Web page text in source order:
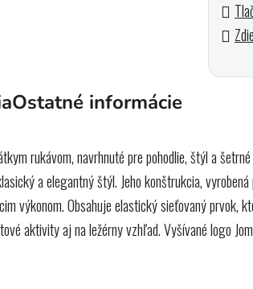
Ostatné informácie
rukávom, navrhnuté pre pohodlie, štýl a
a elegantný štýl. Jeho konštrukcia,
výkonom. Obsahuje elastický sieťovaný prvok,
aktivity aj na ležérny vzhľad. Vyšívané logo